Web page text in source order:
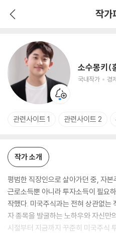
작가
소수몽키(
국내작가 경
경제경영 저자
관련사이트 1 관련사이트 2
작가 소개
평범한 직장인으로 살아가던 중, 자
근로소득뿐 아니라 투자소득이 필요
작했다. 미국주식과는 전혀 상관없는
자 종목을 발굴하는 노하우와 자신만
시절부터 지금까지 꾸준히 미국주식